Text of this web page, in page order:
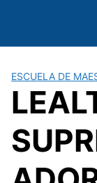
ESCUELA DE